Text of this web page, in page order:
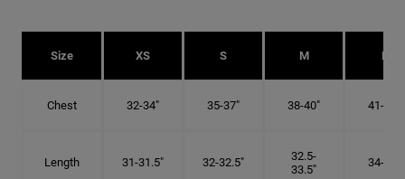
Size XS S M L
Chest 32-34" 35-37" 38-40" 41-43"
Length 31-31.5" 32-32.5"
32.5-
33.5"
34-35"